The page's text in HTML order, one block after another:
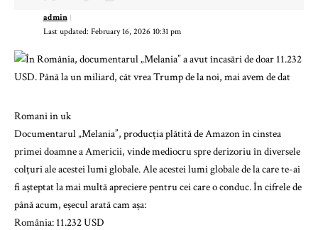
Last updated: February 16, 2026 10:31 pm
admin
Romani in uk
Documentarul „Melania”, producția plătită de Amazon în cinstea
primei doamne a Americii, vinde mediocru spre derizoriu în diversele
colțuri ale acestei lumi globale. Ale acestei lumi globale de la care te-ai
fi așteptat la mai multă apreciere pentru cei care o conduc. În cifrele de
până acum, eșecul arată cam așa:
România: 11.232 USD